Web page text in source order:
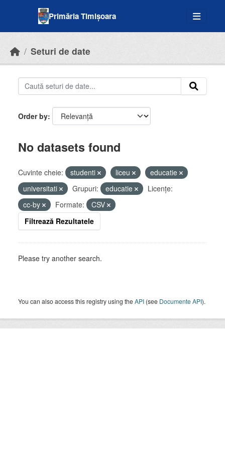
Primăria Timișoara
Seturi de date
Order by
No datasets found
Cuvinte cheie: studenti liceu
educatie
universitati
Grupuri: educatie
Licenţe:
cc-by
Formate:
CSV
Filtrează Rezultatele
Please try another search.
You can also access this registry using theAPI (see Documente API).